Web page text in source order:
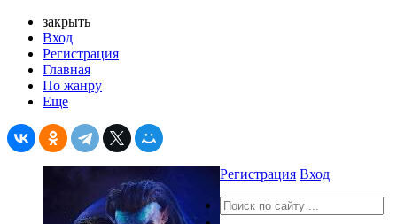
закрыть
Вход
Регистрация
Главная
По жанру
Еще
Регистрация Вход